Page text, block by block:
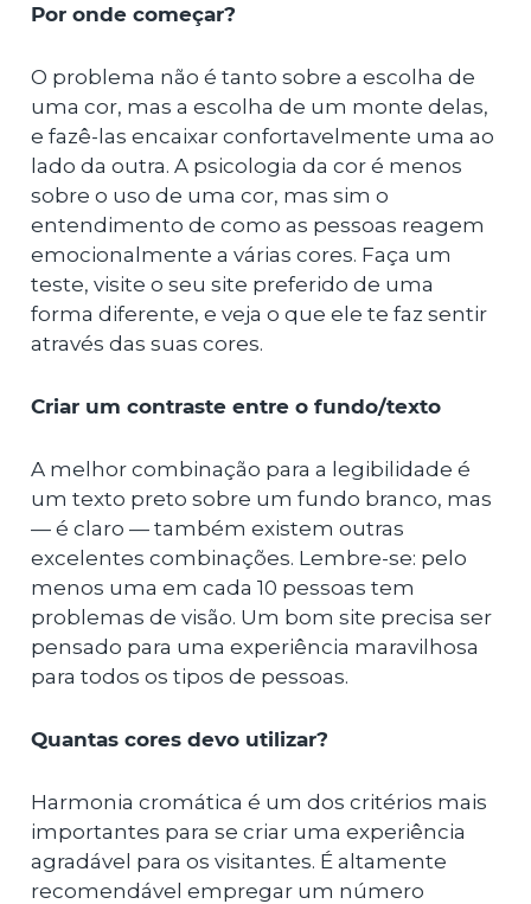
Por onde começar?
O problema não é tanto sobre a escolha de
uma cor, mas a escolha de um monte delas,
e fazê-las encaixar confortavelmente uma ao
lado da outra. A psicologia da cor é menos
sobre o uso de uma cor, mas sim o
entendimento de como as pessoas reagem
emocionalmente a várias cores. Faça um
teste, visite o seu site preferido de uma
forma diferente, e veja o que ele te faz sentir
através das suas cores.
Criar um contraste entre o fundo/texto
A melhor combinação para a legibilidade é
um texto preto sobre um fundo branco, mas
— é claro — também existem outras
excelentes combinações. Lembre-se: pelo
menos uma em cada 10 pessoas tem
problemas de visão. Um bom site precisa ser
pensado para uma experiência maravilhosa
para todos os tipos de pessoas.
Quantas cores devo utilizar?
Harmonia cromática é um dos critérios mais
importantes para se criar uma experiência
agradável para os visitantes. É altamente
recomendável empregar um número